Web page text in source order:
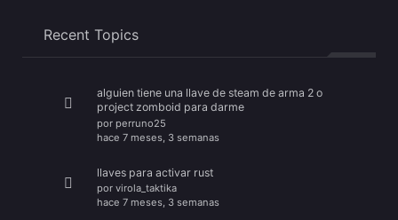
Recent Topics
alguien tiene una llave de steam de arma 2 o
project zomboid para darme
por perruno25
hace 7 meses, 3 semanas
llaves para activar rust
por virola_taktika
hace 7 meses, 3 semanas